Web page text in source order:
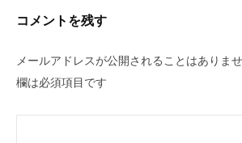
シ
ョ
ン
コメントを残す
メールアドレスが公開されることはありませ
欄は必須項目です